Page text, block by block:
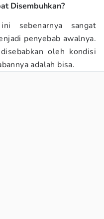
Disembuhkan?
sebenarnya sangat
penyebab awalnya.
oleh kondisi
adalah bisa.